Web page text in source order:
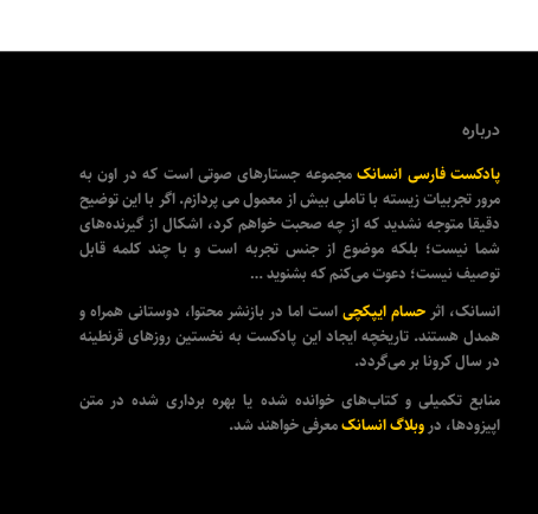
درباره
پادکست فارسی انسانکمجموعه جستارهای صوتی است که در اون به
مرور تجربیات زیسته با تاملی بیش از معمول می پردازم. اگر با این توضیح
دقیقا متوجه نشدید که از چه صحبت خواهم کرد، اشکال از گیرنده‌های
شما نیست؛ بلکه موضوع از جنس تجربه است و با چند کلمه قابل
توصیف نیست؛ دعوت می‌کنم که بشنوید …
انسانک، اثر حسام ایپکچی است اما در بازنشر محتوا، دوستانی همراه و
همدل هستند. تاریخچه ایجاد این پادکست به نخستین روزهای قرنطینه
در سال کرونا بر می‌گردد.
منابع تکمیلی و کتاب‌های خوانده شده یا بهره برداری شده در متن
اپیزودها، در وبلاگ انسانکمعرفی خواهند شد.